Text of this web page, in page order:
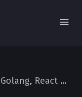
Новости разработки: Next js, Golang, React Router, Nuxt, TanStack Form, Bun, Deno, React Native